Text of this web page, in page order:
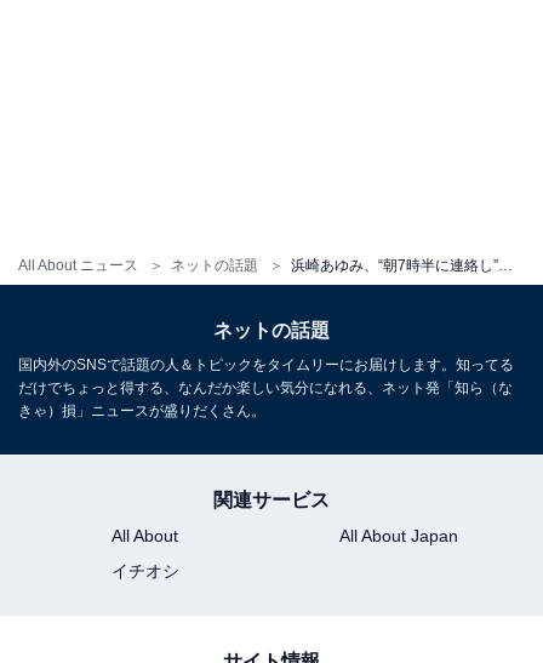
All About ニュース ネットの話題
ネットの話題
国内外のSNSで話題の人＆トピックをタイムリーにお届けします。知ってる
だけでちょっと得する、なんだか楽しい気分になれる、ネット発「知ら（な
きゃ）損」ニュースが盛りだくさん。
関連サービス
All About
All About Japan
イチオシ